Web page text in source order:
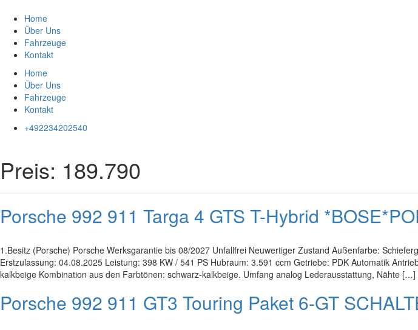
Inhalt
springen
Home
Über Uns
Fahrzeuge
Kontakt
Home
Über Uns
Fahrzeuge
Kontakt
+492234202540
Preis: 189.790
Porsche 992 911 Targa 4 GTS T-Hybrid
1.Besitz (Porsche) Porsche Werksgarantie bis 08/2027 Unfallfrei Neuwertiger Zustand Außenfarbe:
Erstzulassung: 04.08.2025 Leistung: 398 KW / 541 PS Hubraum: 3.591 ccm Getriebe: PDK Automatik
kalkbeige Kombination aus den Farbtönen: schwarz-kalkbeige. Umfang analog Lederausstattung, Nähte […]
Porsche 992 911 GT3 Touring Paket 6-GT